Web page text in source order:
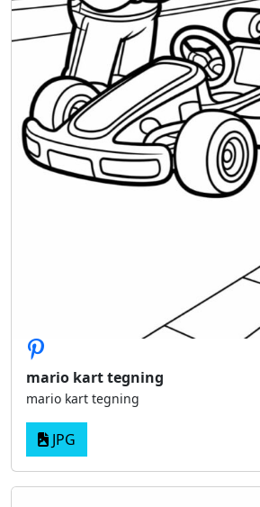
mario kart tegning
mario kart tegning
JPG